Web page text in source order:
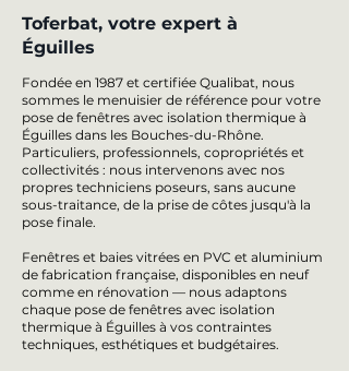
Toferbat, votre expert à
Éguilles
Fondée en 1987 et certifiée Qualibat, nous
sommes le menuisier de référence pour votre
pose de fenêtres avec isolation thermique à
Éguilles dans les Bouches-du-Rhône.
Particuliers, professionnels, copropriétés et
collectivités : nous intervenons avec nos
propres techniciens poseurs, sans aucune
sous-traitance, de la prise de côtes jusqu'à la
pose finale.
Fenêtres et baies vitrées en PVC et aluminium
de fabrication française, disponibles en neuf
comme en rénovation — nous adaptons
chaque pose de fenêtres avec isolation
thermique à Éguilles à vos contraintes
techniques, esthétiques et budgétaires.